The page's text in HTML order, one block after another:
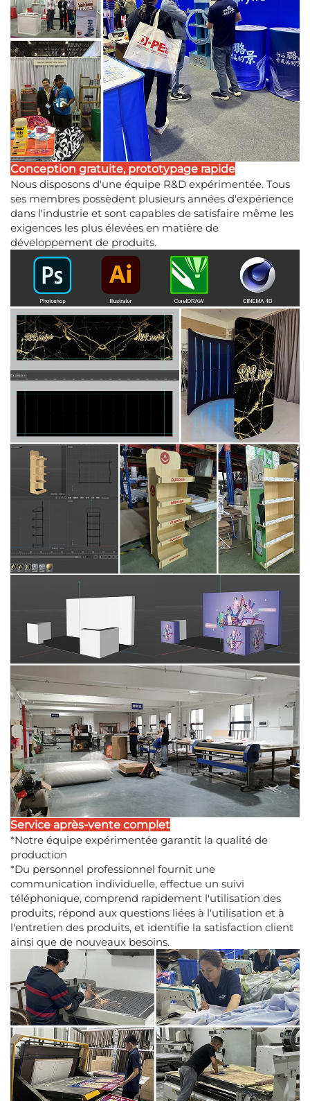
Conception gratuite, prototypage rapide
Nous disposons d'une équipe R&D expérimentée. Tous
ses membres possèdent plusieurs années d'expérience
dans l'industrie et sont capables de satisfaire même les
exigences les plus élevées en matière de
développement de produits.
Service après-vente complet
*Notre équipe expérimentée garantit la qualité de
production
*Du personnel professionnel fournit une
communication individuelle, effectue un suivi
téléphonique, comprend rapidement l'utilisation des
produits, répond aux questions liées à l'utilisation et à
l'entretien des produits, et identifie la satisfaction client
ainsi que de nouveaux besoins.